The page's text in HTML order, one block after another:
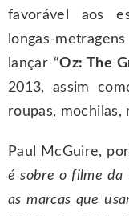
favorável aos
longas-
lançar “Oz: The
2013, assim
roupas, mochilas,
Paul McGuire,
é sobre o filme da
as marcas que